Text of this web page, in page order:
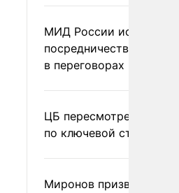
МИД России исключил
посредничество
в переговорах по
ЦБ пересмотрел
по ключевой ставке
Миронов призвал